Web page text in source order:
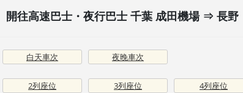
開往高速巴士・夜行巴士 千葉 成田機場 ⇒ 長野
白天車次 夜晚車次
2列座位 3列座位 4列座位